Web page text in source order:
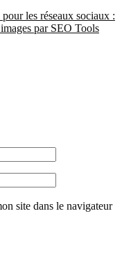
les réseaux sociaux :
par SEO Tools
site dans le navigateur